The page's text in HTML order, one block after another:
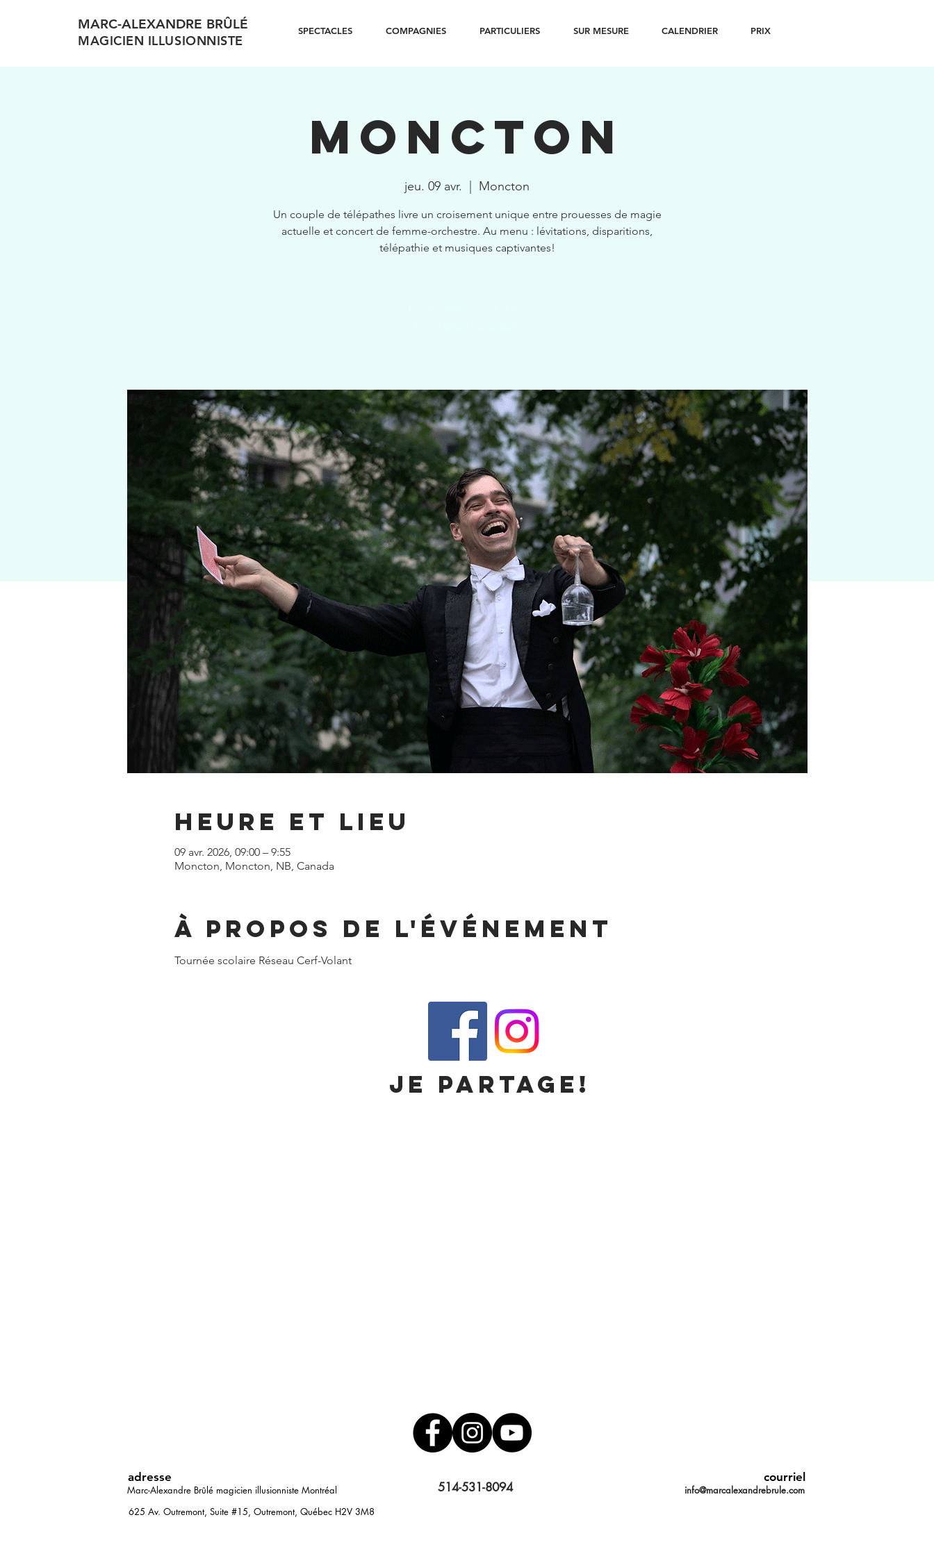
MARC-ALEXANDRE BRÛLÉ
MAGICIEN ILLUSIONNISTE
SPECTACLES COMPAGNIES PARTICULIERS SUR MESURE CALENDRIER PRIX
MONCTON
jeu. 09 avr. Moncton
Un couple de télépathes livre un croisement unique entre prouesses de magie
actuelle et concert de femme-orchestre. Au menu : lévitations, disparitions,
télépathie et musiques captivantes!
Heure et lieu
09 avr. 2026, 09:00 – 9:55
Moncton, Moncton, NB, Canada
À propos de l'événement
Tournée scolaire Réseau Cerf-Volant
Je partage!
adresse
514-531-8094
625 Av. Outremont, Suite #15, Outremont, Québec H2V 3M8
Marc-Alexandre Brûlé magicien illusionniste Montréal
courriel
info@marcalexandrebrule.com